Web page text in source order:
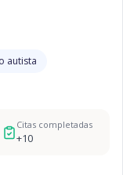
autista
Citas completadas
+10